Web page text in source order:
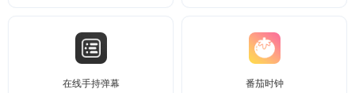
在线手持弹幕 番茄时钟